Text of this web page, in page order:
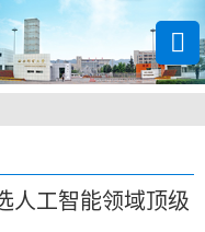
人工智能领域顶级